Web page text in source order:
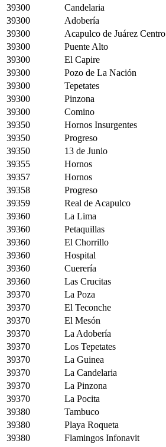
39300
Candelaria
39300
Adobería
39300
Acapulco de Juárez Centro
39300
Puente Alto
39300
El Capire
39300
Pozo de La Nación
39300
Tepetates
39300
Pinzona
39300
Comino
39350
Hornos Insurgentes
39350
Progreso
39350
13 de Junio
39355
Hornos
39357
Hornos
39358
Progreso
39359
Real de Acapulco
39360
La Lima
39360
Petaquillas
39360
El Chorrillo
39360
Hospital
39360
Cuerería
39360
Las Crucitas
39370
La Poza
39370
El Teconche
39370
El Mesón
39370
La Adobería
39370
Los Tepetates
39370
La Guinea
39370
La Candelaria
39370
La Pinzona
39370
La Pocita
39380
Tambuco
39380
Playa Roqueta
39380
Flamingos Infonavit